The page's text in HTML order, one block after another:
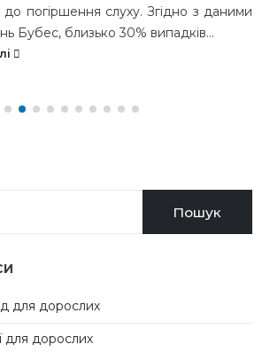
до погіршення слуху. Згідно з даними
Бубес, близько 30% випадків...
Пошук
для дорослих
для дорослих